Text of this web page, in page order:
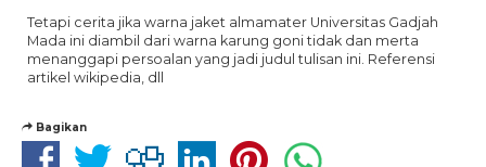
Tetapi cerita jika warna jaket almamater Universitas Gadjah
Mada ini diambil dari warna karung goni tidak dan merta
menanggapi persoalan yang jadi judul tulisan ini. Referensi
artikel wikipedia, dll
Bagikan